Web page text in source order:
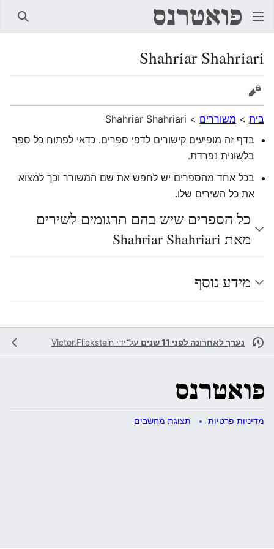
Shahriar Shahriari
הצגת מקור
בית > משוררים >
Shahriar Shahriari
בדף זה מופיעים קישורים לדפי ספרים. כדאי לפתוח כל ספר
בלשונית נפרדת.
בכל אחד מהספרים יש לחפש את שם המשורר וכך למצוא
את כל השירים שלו.
כל הספרים שיש בהם תרגומים לשירים
מאת Shahriar Shahriari
מידע נוסף
נערך לאחרונה לפני 11 שנים על־ידי Victor.Flickstein
מדיניות פרטיות תצוגת מחשבים